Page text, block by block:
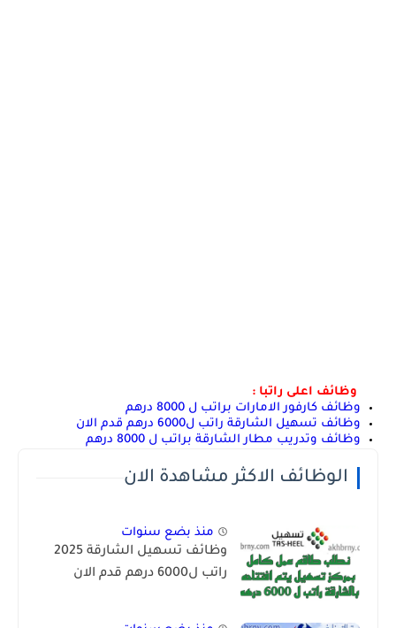
وظائف اعلى راتبا :
وظائف كارفور الامارات براتب ل 8000 درهم
وظائف تسهيل الشارقة راتب ل6000 درهم قدم الان
وظائف وتدريب مطار الشارقة براتب ل 8000 درهم
الوظائف الاكثر مشاهدة الان
منذ بضع سنوات
وظائف تسهيل الشارقة 2025
راتب ل6000 درهم قدم الان